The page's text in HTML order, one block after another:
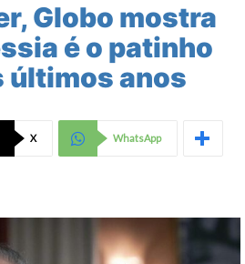
Globo mostra
é o patinho
últimos anos
X WhatsApp